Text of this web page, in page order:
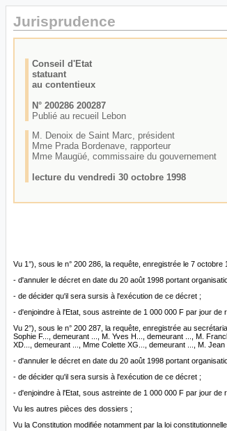
Jurisprudence
Conseil d'Etat
statuant
au contentieux
N° 200286 200287
Publié au recueil Lebon
M. Denoix de Saint Marc, président
Mme Prada Bordenave, rapporteur
Mme Maugüé, commissaire du gouvernement
lecture du vendredi 30 octobre 1998
Vu 1°), sous le n° 200 286, la requête, enregistrée le 7
- d'annuler le décret en date du 20 août 1998 portant
- de décider qu'il sera sursis à l'exécution de ce décret ;
- d'enjoindre à l'Etat, sous astreinte de 1 000 000 F par jour
Vu 2°), sous le n° 200 287, la requête, enregistrée au
Sophie F..., demeurant ..., M. Yves H..., demeurant ..., M.
XD..., demeurant ..., Mme Colette XG..., demeurant ..., M.
- d'annuler le décret en date du 20 août 1998 portant
- de décider qu'il sera sursis à l'exécution de ce décret ;
- d'enjoindre à l'Etat, sous astreinte de 1 000 000 F par jour
Vu les autres pièces des dossiers ;
Vu la Constitution modifiée notamment par la loi